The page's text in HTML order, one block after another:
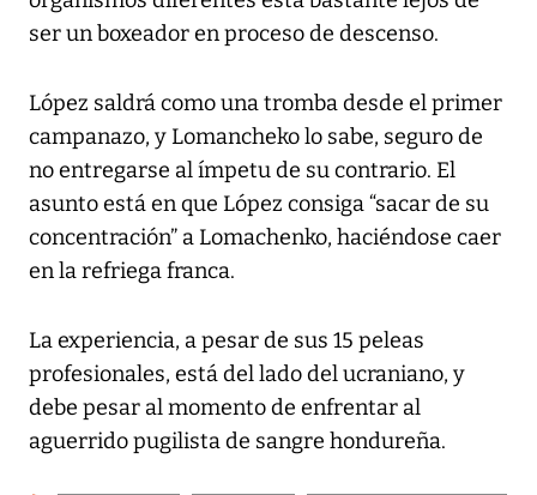
ser un boxeador en proceso de descenso.
López saldrá como una tromba desde el primer
campanazo, y Lomancheko lo sabe, seguro de
no entregarse al ímpetu de su contrario. El
asunto está en que López consiga “sacar de su
concentración” a Lomachenko, haciéndose caer
en la refriega franca.
La experiencia, a pesar de sus 15 peleas
profesionales, está del lado del ucraniano, y
debe pesar al momento de enfrentar al
aguerrido pugilista de sangre hondureña.